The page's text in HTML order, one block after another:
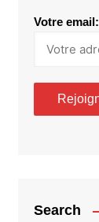
Votre email:
Search